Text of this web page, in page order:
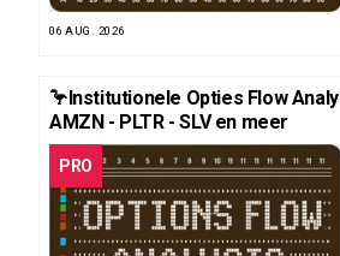
06 AUG. 2026
🦩Institutionele Opties Flow
AMZN - PLTR - SLV en meer
PRO